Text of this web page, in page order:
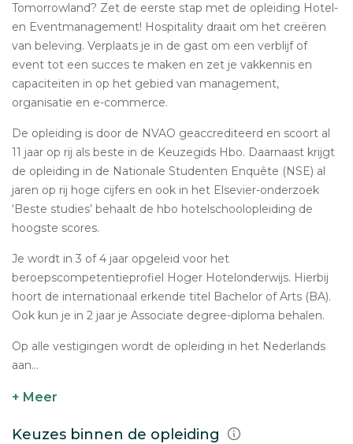
Tomorrowland? Zet de eerste stap met de opleiding Hotel-
en Eventmanagement! Hospitality draait om het creëren
van beleving. Verplaats je in de gast om een verblijf of
event tot een succes te maken en zet je vakkennis en
capaciteiten in op het gebied van management,
organisatie en e-commerce.
De opleiding is door de NVAO geaccrediteerd en scoort al
11 jaar op rij als beste in de Keuzegids Hbo. Daarnaast krijgt
de opleiding in de Nationale Studenten Enquête (NSE) al
jaren op rij hoge cijfers en ook in het Elsevier-onderzoek
‘Beste studies’ behaalt de hbo hotelschoolopleiding de
hoogste scores.
Je wordt in 3 of 4 jaar opgeleid voor het
beroepscompetentieprofiel Hoger Hotelonderwijs. Hierbij
hoort de internationaal erkende titel Bachelor of Arts (BA).
Ook kun je in 2 jaar je Associate degree-diploma behalen.
Op alle vestigingen wordt de opleiding in het Nederlands
aan...
+ Meer
Keuzes binnen de opleiding